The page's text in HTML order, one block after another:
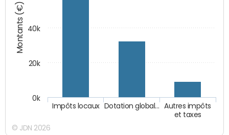
Montants (€)
Autres impôts
et taxes
Dotation global…
Impôts locaux
0k
20k
40k
© JDN 2026